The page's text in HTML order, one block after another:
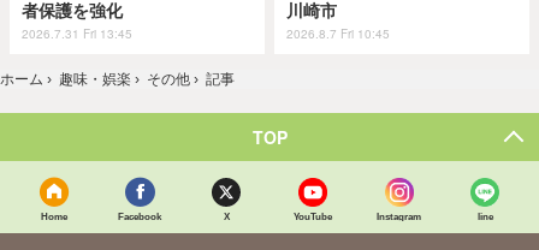
者保護を強化
2026.7.31 Fri 13:45
川崎市
2026.8.7 Fri 10:45
ホーム › 趣味・娯楽 › その他 › 記事
TOP
Home Facebook X YouTube Instagram line